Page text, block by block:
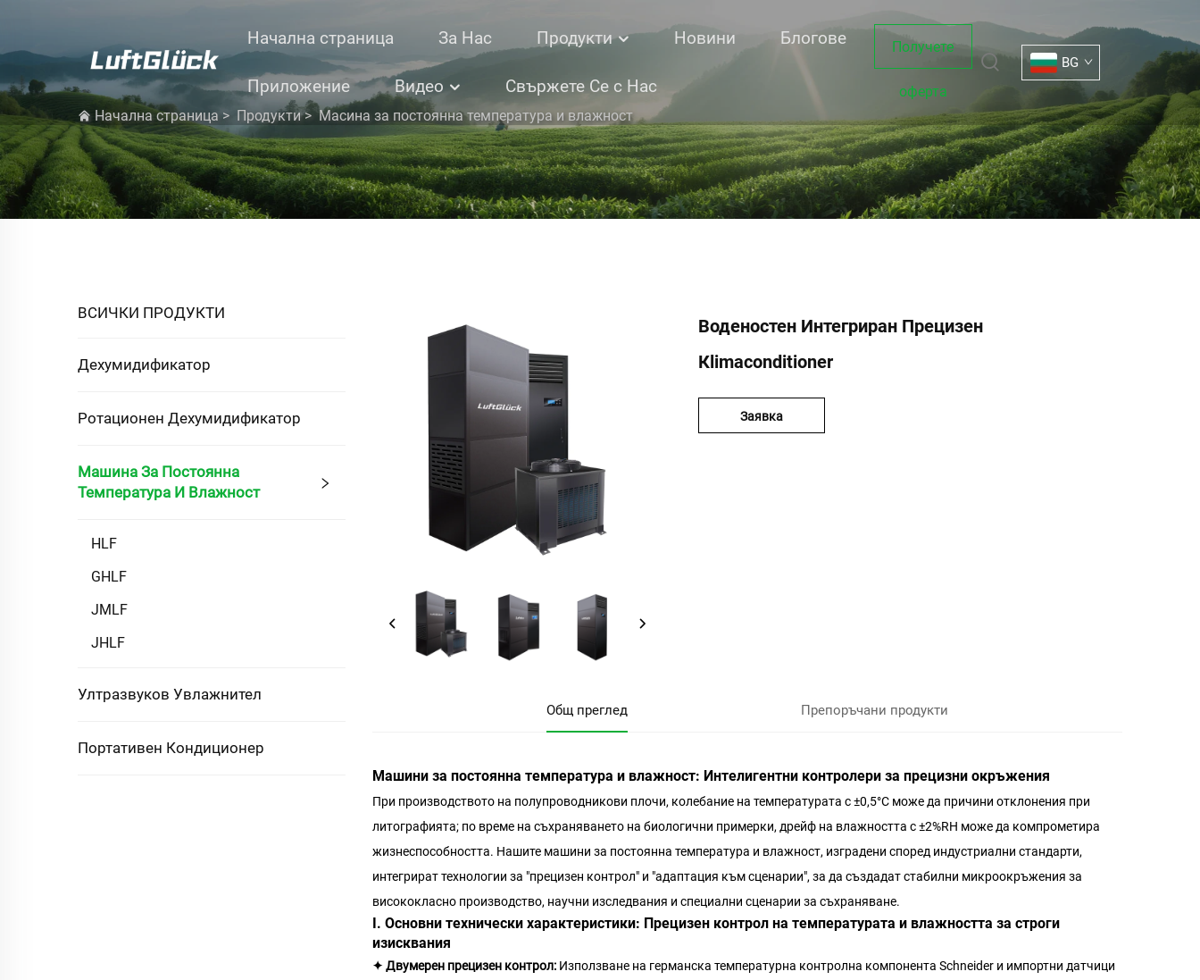
Начална страница За Нас Продукти Новини Блогове
Приложение Видео Свържете Се с Нас
Получете
оферта
BG
Начална страница > Продукти>Масина за постоянна температура и влажност
ВСИЧКИ ПРОДУКТИ
Дехумидификатор
Ротационен Дехумидификатор
Машина За Постоянна
Температура И Влажност
HLF
GHLF
JMLF
JHLF
Ултразвуков Увлажнител
Портативен Кондиционер
Воденостен Интегриран Прецизен
Кlimaconditioner
Заявка
Общ преглед Препоръчани продукти
Машини за постоянна температура и влажност: Интелигентни контролери за прецизни окръжения
При производството на полупроводникови плочи, колебание на температурата с ±0,5°C може да причини отклонения при
литографията; по време на съхраняването на биологични примерки, дрейф на влажността с ±2%RH може да компрометира
жизнеспособността. Нашите машини за постоянна температура и влажност, изградени според индустриални стандарти,
интегрират технологии за "прецизен контрол" и "адаптация към сценарии", за да създадат стабилни микроокръжения за
висококласно производство, научни изследвания и специални сценарии за съхраняване.
I. Основни технически характеристики: Прецизен контрол на температурата и влажността за строги
изисквания
✦ Двумерен прецизен контрол: Използване на германска температурна контролна компонента Schneider и импортни датчици